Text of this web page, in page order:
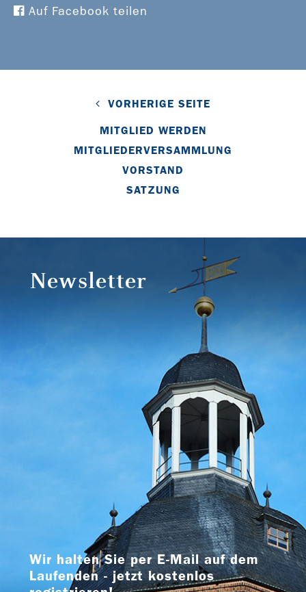
Auf Facebook teilen
VORHERIGE SEITE
MITGLIED WERDEN
MITGLIEDERVERSAMMLUNG
VORSTAND
SATZUNG
Newsletter
Wir halten Sie per E-Mail auf dem
Laufenden - jetzt kostenlos